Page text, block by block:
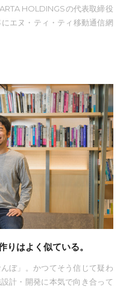
HOLDINGSの代表取締役
エヌ・ティ・ティ移動通信網
りはよく似ている。
ぼ」。かつてそう信じて疑わ
計・開発に本気で向き合って